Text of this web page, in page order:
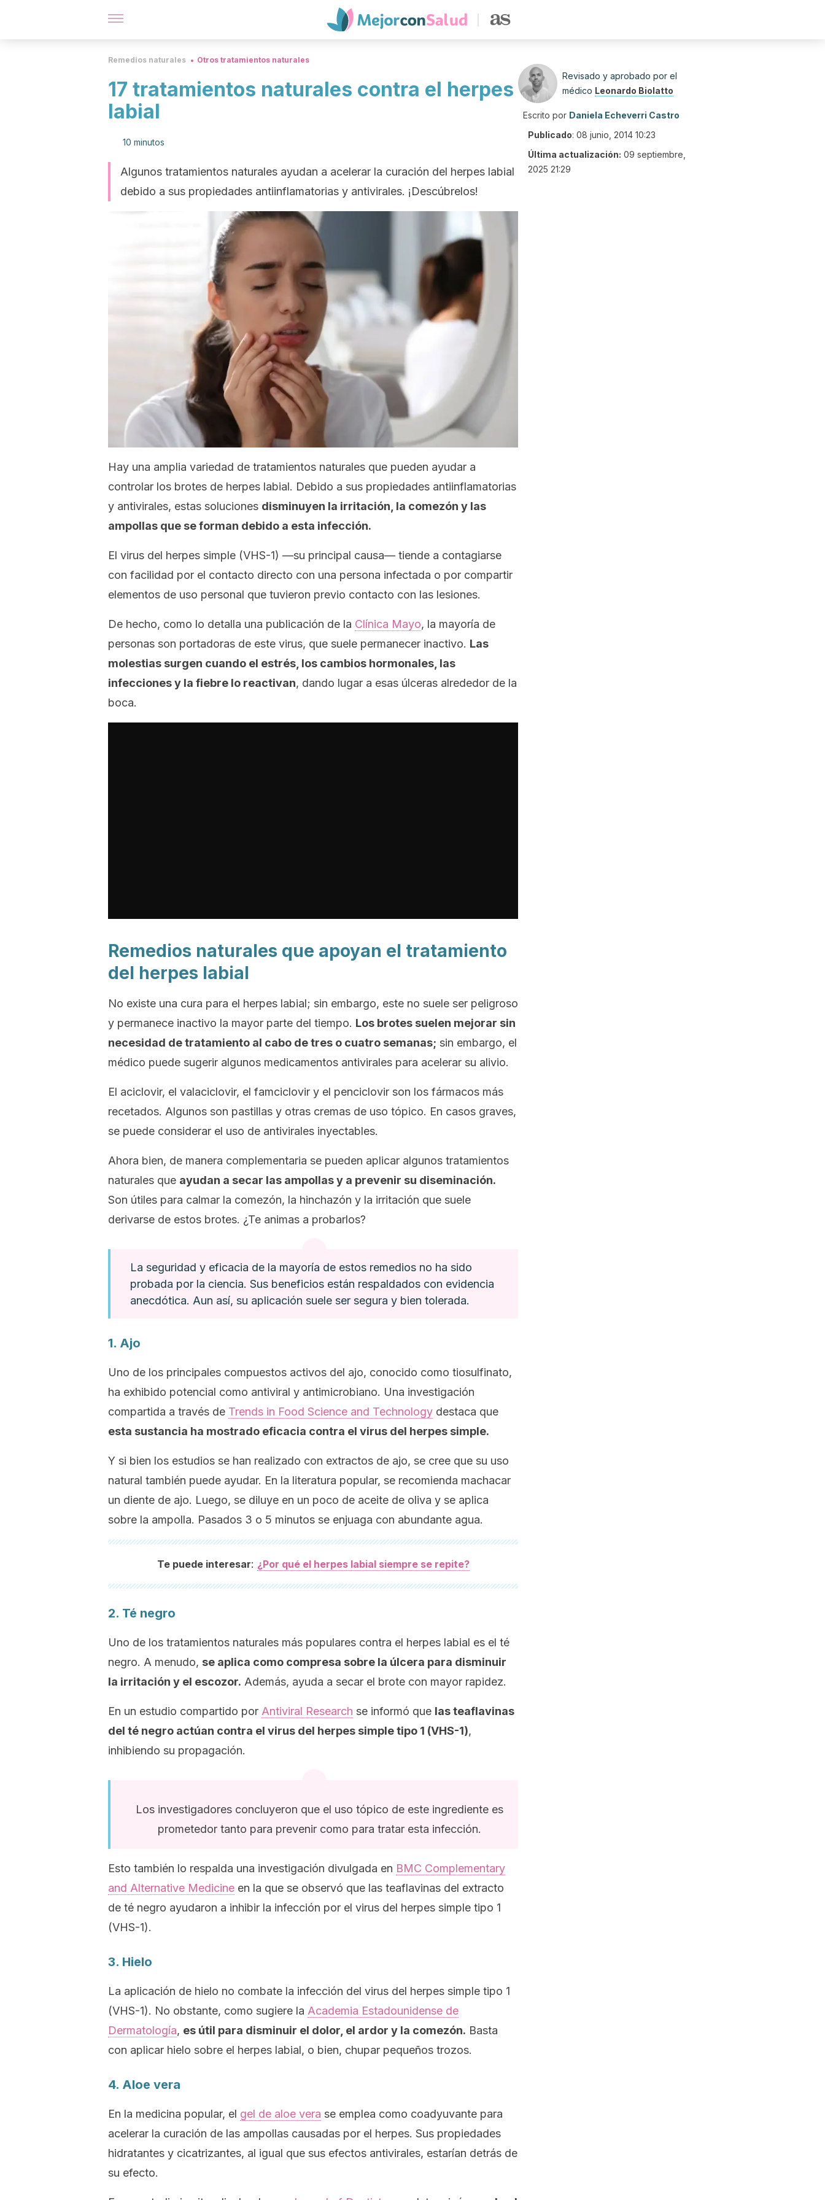
Remedios naturales Otros tratamientos naturales
17 tratamientos naturales contra el herpes
labial
10 minutos
Algunos tratamientos naturales ayudan a acelerar la curación del herpes labial
debido a sus propiedades antiinflamatorias y antivirales. ¡Descúbrelos!
Hay una amplia variedad de tratamientos naturales que pueden ayudar a
controlar los brotes de herpes labial. Debido a sus propiedades antiinflamatorias
y antivirales, estas soluciones disminuyen la irritación, la comezón y las
ampollas que se forman debido a esta infección.
El virus del herpes simple (VHS-1) —su principal causa— tiende a contagiarse
con facilidad por el contacto directo con una persona infectada o por compartir
elementos de uso personal que tuvieron previo contacto con las lesiones.
De hecho, como lo detalla una publicación de la Clínica Mayo, la mayoría de
personas son portadoras de este virus, que suele permanecer inactivo. Las
molestias surgen cuando el estrés, los cambios hormonales, las
infecciones y la fiebre lo reactivan, dando lugar a esas úlceras alrededor de la
boca.
Remedios naturales que apoyan el tratamiento
del herpes labial
No existe una cura para el herpes labial; sin embargo, este no suele ser peligroso
y permanece inactivo la mayor parte del tiempo. Los brotes suelen mejorar sin
necesidad de tratamiento al cabo de tres o cuatro semanas; sin embargo, el
médico puede sugerir algunos medicamentos antivirales para acelerar su alivio.
El aciclovir, el valaciclovir, el famciclovir y el penciclovir son los fármacos más
recetados. Algunos son pastillas y otras cremas de uso tópico. En casos graves,
se puede considerar el uso de antivirales inyectables.
Ahora bien, de manera complementaria se pueden aplicar algunos tratamientos
naturales que ayudan a secar las ampollas y a prevenir su diseminación.
Son útiles para calmar la comezón, la hinchazón y la irritación que suele
derivarse de estos brotes. ¿Te animas a probarlos?
La seguridad y eficacia de la mayoría de estos remedios no ha sido
probada por la ciencia. Sus beneficios están respaldados con evidencia
anecdótica. Aun así, su aplicación suele ser segura y bien tolerada.
1. Ajo
Uno de los principales compuestos activos del ajo, conocido como tiosulfinato,
ha exhibido potencial como antiviral y antimicrobiano. Una investigación
compartida a través de Trends in Food Science and Technology destaca que
esta sustancia ha mostrado eficacia contra el virus del herpes simple.
Y si bien los estudios se han realizado con extractos de ajo, se cree que su uso
natural también puede ayudar. En la literatura popular, se recomienda machacar
un diente de ajo. Luego, se diluye en un poco de aceite de oliva y se aplica
sobre la ampolla. Pasados 3 o 5 minutos se enjuaga con abundante agua.
Te puede interesar: ¿Por qué el herpes labial siempre se repite?
2. Té negro
Uno de los tratamientos naturales más populares contra el herpes labial es el té
negro. A menudo, se aplica como compresa sobre la úlcera para disminuir
la irritación y el escozor. Además, ayuda a secar el brote con mayor rapidez.
En un estudio compartido por Antiviral Research se informó que las teaflavinas
del té negro actúan contra el virus del herpes simple tipo 1 (VHS-1),
inhibiendo su propagación.
Los investigadores concluyeron que el uso tópico de este ingrediente es
prometedor tanto para prevenir como para tratar esta infección.
Esto también lo respalda una investigación divulgada en BMC Complementary
and Alternative Medicine en la que se observó que las teaflavinas del extracto
de té negro ayudaron a inhibir la infección por el virus del herpes simple tipo 1
(VHS-1).
3. Hielo
La aplicación de hielo no combate la infección del virus del herpes simple tipo 1
(VHS-1). No obstante, como sugiere la Academia Estadounidense de
Dermatología, es útil para disminuir el dolor, el ardor y la comezón. Basta
con aplicar hielo sobre el herpes labial, o bien, chupar pequeños trozos.
4. Aloe vera
En la medicina popular, el gel de aloe vera se emplea como coadyuvante para
acelerar la curación de las ampollas causadas por el herpes. Sus propiedades
hidratantes y cicatrizantes, al igual que sus efectos antivirales, estarían detrás de
su efecto.
Revisado y aprobado por el
médico Leonardo Biolatto
Escrito por Daniela Echeverri Castro
Publicado: 08 junio, 2014 10:23
Última actualización: 09 septiembre,
2025 21:29